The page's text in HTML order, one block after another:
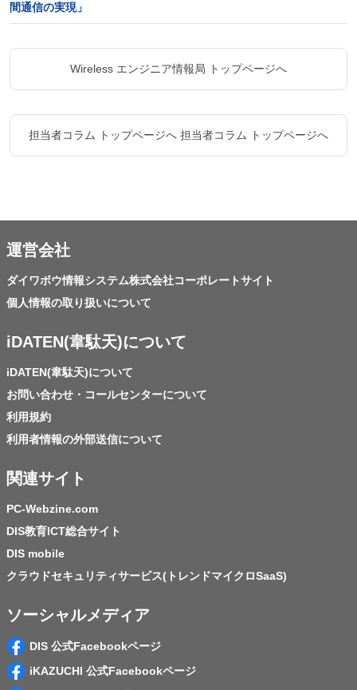
間通信の実現」
Wireless エンジニア情報局 トップページへ
担当者コラム トップページへ 担当者コラム トップページへ
運営会社
ダイワボウ情報システム株式会社コーポレートサイト
個人情報の取り扱いについて
iDATEN(韋駄天)について
iDATEN(韋駄天)について
お問い合わせ・コールセンターについて
利用規約
利用者情報の外部送信について
関連サイト
PC-Webzine.com
DIS教育ICT総合サイト
DIS mobile
クラウドセキュリティサービス(トレンドマイクロSaaS)
ソーシャルメディア
DIS 公式Facebookページ
iKAZUCHI 公式Facebookページ